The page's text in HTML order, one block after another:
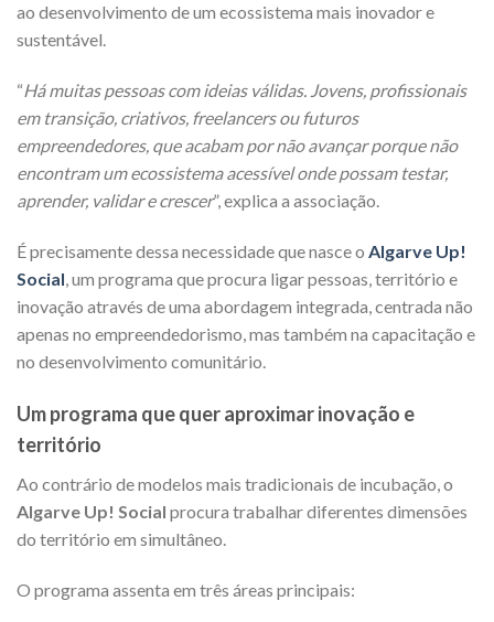
ao desenvolvimento de um ecossistema mais inovador e
sustentável.
“Há muitas pessoas com ideias válidas. Jovens, profissionais
em transição, criativos, freelancers ou futuros
empreendedores, que acabam por não avançar porque não
encontram um ecossistema acessível onde possam testar,
aprender, validar e crescer”, explica a associação.
É precisamente dessa necessidade que nasce o Algarve Up!
Social, um programa que procura ligar pessoas, território e
inovação através de uma abordagem integrada, centrada não
apenas no empreendedorismo, mas também na capacitação e
no desenvolvimento comunitário.
Um programa que quer aproximar inovação e
território
Ao contrário de modelos mais tradicionais de incubação, o
Algarve Up! Social procura trabalhar diferentes dimensões
do território em simultâneo.
O programa assenta em três áreas principais: